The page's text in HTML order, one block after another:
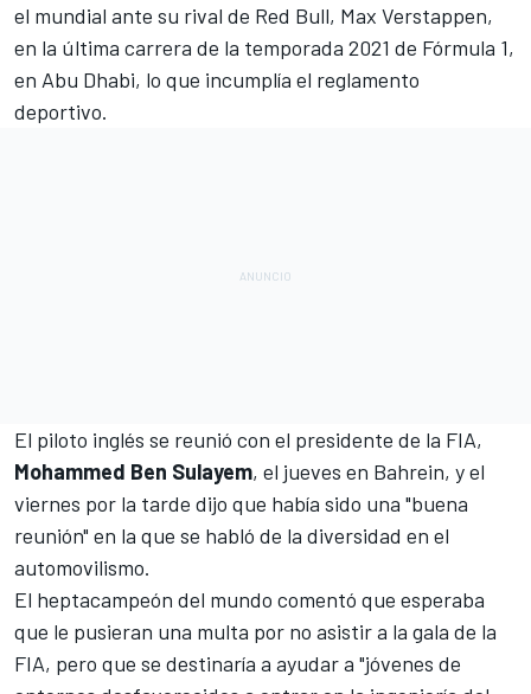
el mundial ante su rival de Red Bull, Max Verstappen,
en la última carrera de la temporada 2021 de Fórmula 1,
en Abu Dhabi, lo que incumplía el reglamento
deportivo.
El piloto inglés se reunió con el presidente de la FIA,
Mohammed Ben Sulayem, el jueves en Bahrein, y el
viernes por la tarde dijo que había sido una "buena
reunión" en la que se habló de la diversidad en el
automovilismo.
El heptacampeón del mundo comentó que esperaba
que le pusieran una multa por no asistir a la gala de la
FIA, pero que se destinaría a ayudar a "jóvenes de